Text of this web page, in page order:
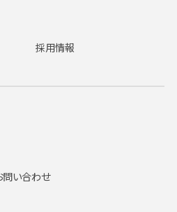
採用情報
問い合わせ